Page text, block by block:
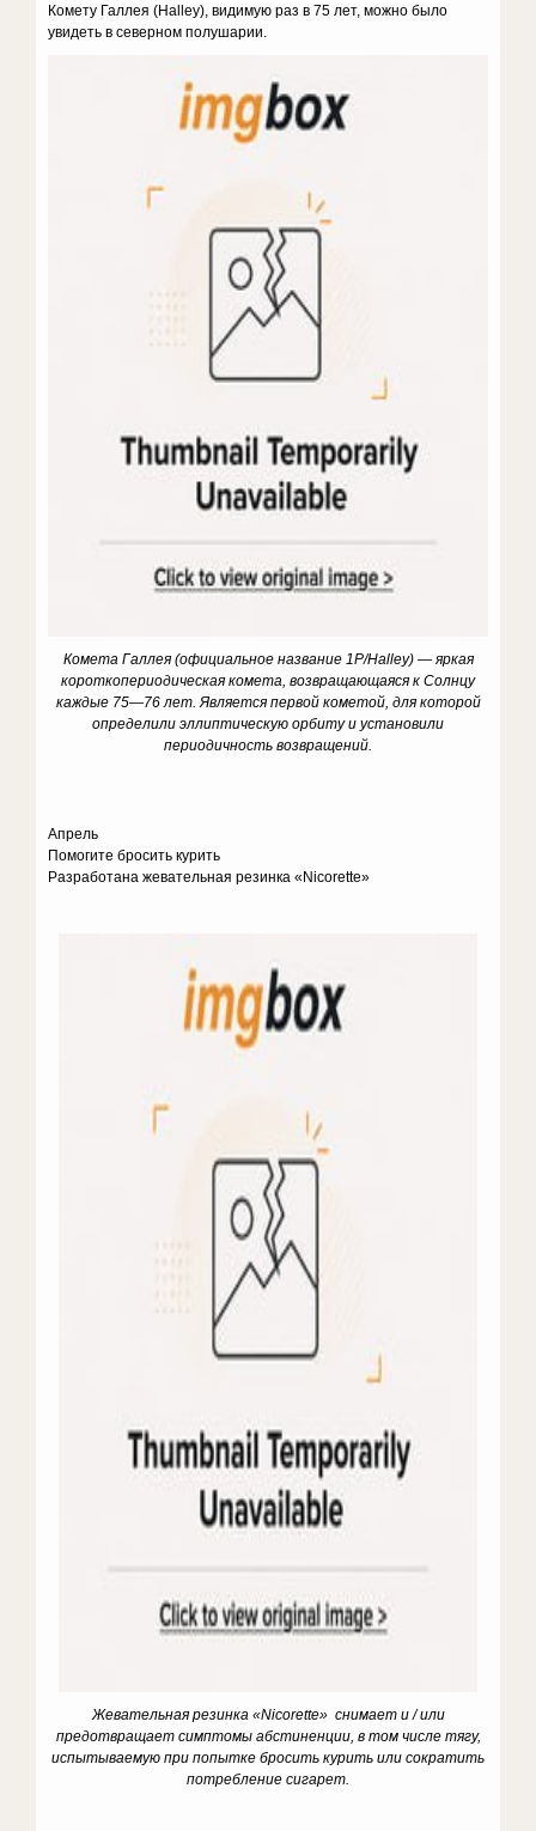
Комету Галлея (Halley), видимую раз в 75 лет, можно было
увидеть в северном полушарии.
Комета Галлея (официальное название 1P/Halley) — яркая
короткопериодическая комета, возвращающаяся к Солнцу
каждые 75—76 лет. Является первой кометой, для которой
определили эллиптическую орбиту и установили
периодичность возвращений.
Апрель
Помогите бросить курить
Разработана жевательная резинка «Nicorette»
Жевательная резинка «Nicorette» снимает и / или
предотвращает симптомы абстиненции, в том числе тягу,
испытываемую при попытке бросить курить или сократить
потребление сигарет.